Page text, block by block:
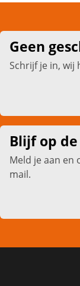
Geen
Schrijf je in, wij
Blijf op
Meld je aan en
mail.